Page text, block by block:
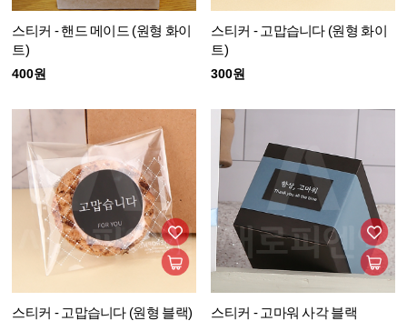
스티커 - 핸드 메이드 (원형 화이
트)
400원
스티커 - 고맙습니다 (원형 화이
트)
300원
스티커 - 고맙습니다 (원형 블랙) 스티커 - 고마워 사각 블랙